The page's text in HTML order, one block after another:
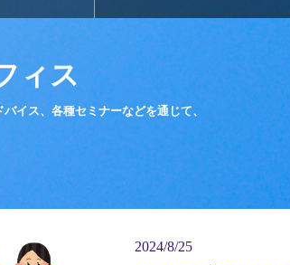
ィス
イス、各種セミナーなどを通じて、
2024/8/25